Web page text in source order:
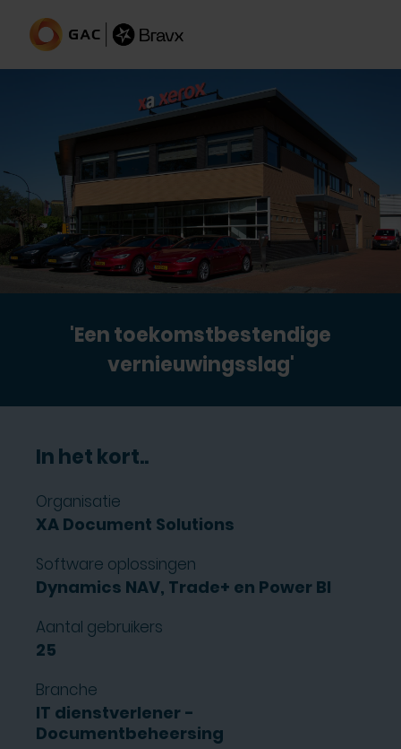
'Een toekomstbestendige
vernieuwingsslag'
In het kort..
Organisatie
XA Document Solutions
Software oplossingen
Dynamics NAV, Trade+ en Power BI
Aantal gebruikers
25
Branche
IT dienstverlener -
Documentbeheersing